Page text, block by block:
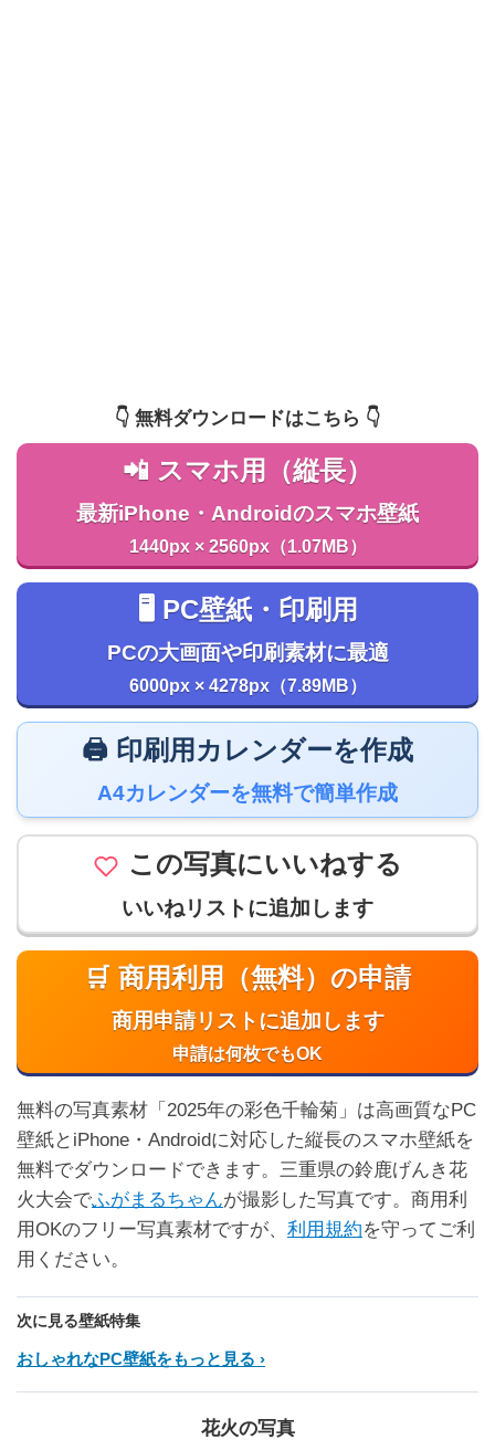
👇️ 無料ダウンロードはこちら 👇️
📲 スマホ用（縦長）
最新iPhone・Androidのスマホ壁紙
1440px × 2560px（1.07MB）
🖥️ PC壁紙・印刷用
PCの大画面や印刷素材に最適
6000px × 4278px（7.89MB）
🖨️ 印刷用カレンダーを作成
A4カレンダーを無料で簡単作成
この写真にいいねする
いいねリストに追加します
🛒 商用利用（無料）の申請
商用申請リストに追加します
申請は何枚でもOK
無料の写真素材「2025年の彩色千輪菊」は高画質なPC
壁紙とiPhone・Androidに対応した縦長のスマホ壁紙を
無料でダウンロードできます。三重県の鈴鹿げんき花
火大会でふがまるちゃんが撮影した写真です。商用利
用OKのフリー写真素材ですが、 利用規約を守ってご利
用ください。
次に見る壁紙特集
おしゃれなPC壁紙をもっと見る
花火の写真